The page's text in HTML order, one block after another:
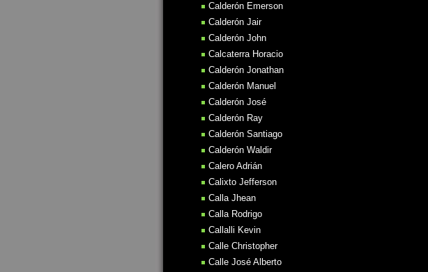
Calderón Emerson
Calderón Jair
Calderón John
Calcaterra Horacio
Calderón Jonathan
Calderón Manuel
Calderón José
Calderón Ray
Calderón Santiago
Calderón Waldir
Calero Adrián
Calixto Jefferson
Calla Jhean
Calla Rodrigo
Callalli Kevin
Calle Christopher
Calle José Alberto